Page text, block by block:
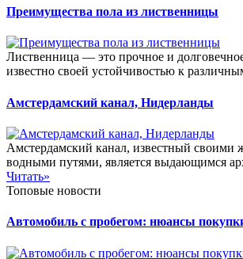
Преимущества пола из лиственницы
Лиственница — это прочное и
известно своей устойчивостью к
Амстердамский канал, Нидерланды
Амстердамский канал, известный
водными путями, является выдающимся
Читать»
Топовые новости
Автомобиль с пробегом: нюансы